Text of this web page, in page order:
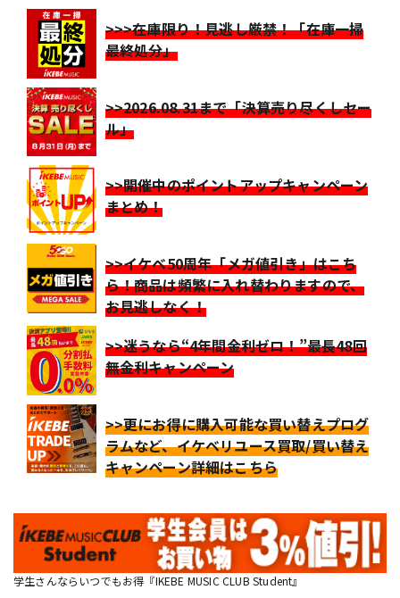
>>>在庫限り！見逃し厳禁！「在庫一掃
最終処分」
>>2026.08.31まで「決算売り尽くしセー
ル」
>>開催中のポイントアップキャンペーン
まとめ！
>>イケベ50周年「メガ値引き」はこち
ら！商品は頻繁に入れ替わりますので、
お見逃しなく！
>>迷うなら“4年間金利ゼロ！”最長48回
無金利キャンペーン
>>更にお得に購入可能な買い替えプログ
ラムなど、イケベリユース買取/買い替え
キャンペーン詳細はこちら
学生さんならいつでもお得『IKEBE MUSIC CLUB Student』